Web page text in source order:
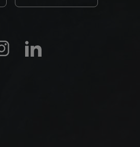
InstagramLinkedIn